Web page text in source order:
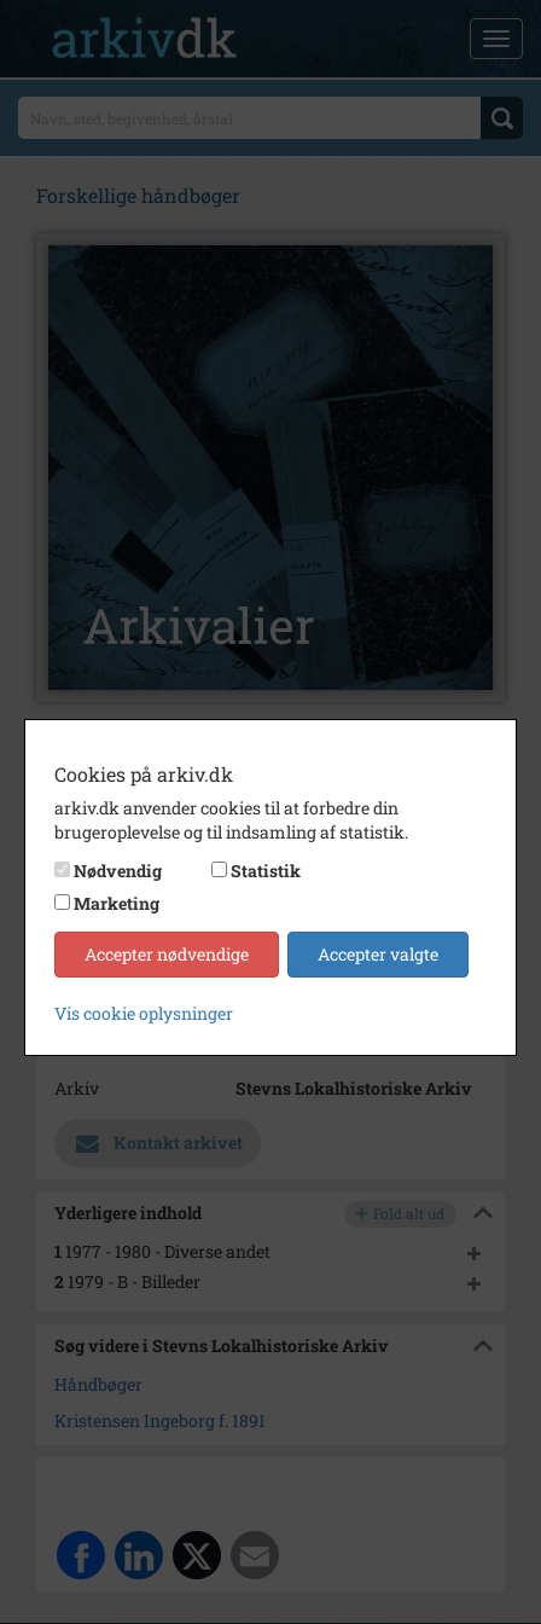
Forskellige håndbøger
Arkivskaber
Dagbladet
Beskrivelse
Dagbladet Store Heddinge
Se på kort
Type
Arkiv
Stevns Lokalhistoriske Arkiv
Kontakt arkivet
Yderligere indhold Fold alt ud
1 1977 - 1980 - Diverse andet
2 1979 - B - Billeder
Søg videre i Stevns Lokalhistoriske Arkiv
Håndbøger
Kristensen Ingeborg f. 1891
Cookies på arkiv.dk
arkiv.dk anvender cookies til at forbedre din
brugeroplevelse og til indsamling af statistik.
Nødvendig
Statistik
Marketing
Accepter nødvendige Accepter valgte
Vis cookie oplysninger